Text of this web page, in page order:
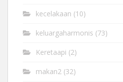
kecelakaan (10)
keluargaharmonis (73)
Keretaapi (2)
makan2 (32)